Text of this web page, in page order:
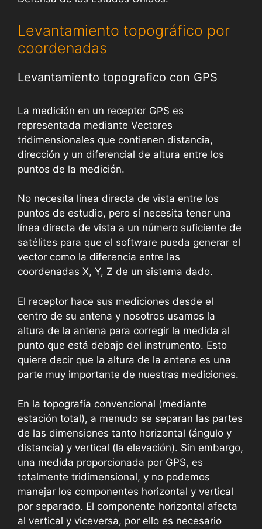
Levantamiento topográfico por
coordenadas
Levantamiento topografico con GPS
La medición en un receptor GPS es
representada mediante Vectores
tridimensionales que contienen distancia,
dirección y un diferencial de altura entre los
puntos de la medición.
No necesita línea directa de vista entre los
puntos de estudio, pero sí necesita tener una
línea directa de vista a un número suficiente de
satélites para que el software pueda generar el
vector como la diferencia entre las
coordenadas X, Y, Z de un sistema dado.
El receptor hace sus mediciones desde el
centro de su antena y nosotros usamos la
altura de la antena para corregir la medida al
punto que está debajo del instrumento. Esto
quiere decir que la altura de la antena es una
parte muy importante de nuestras mediciones.
En la topografía convencional (mediante
estación total), a menudo se separan las partes
de las dimensiones tanto horizontal (ángulo y
distancia) y vertical (la elevación). Sin embargo,
una medida proporcionada por GPS, es
totalmente tridimensional, y no podemos
manejar los componentes horizontal y vertical
por separado. El componente horizontal afecta
al vertical y viceversa, por ello es necesario